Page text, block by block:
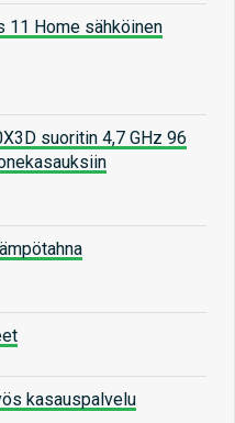
Home sähköinen
suoritin 4,7 GHz 96
kasauspalvelu